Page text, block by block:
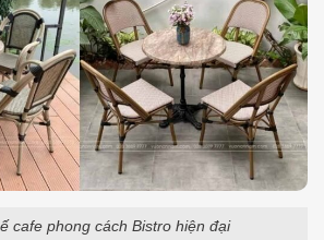
cafe phong cách Bistro hiện đại